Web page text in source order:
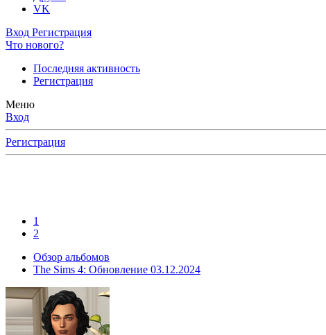
VK
Вход Регистрация
Что нового?
Последняя активность
Регистрация
Меню
Вход
Регистрация
1
2
Обзор альбомов
The Sims 4: Обновление 03.12.2024